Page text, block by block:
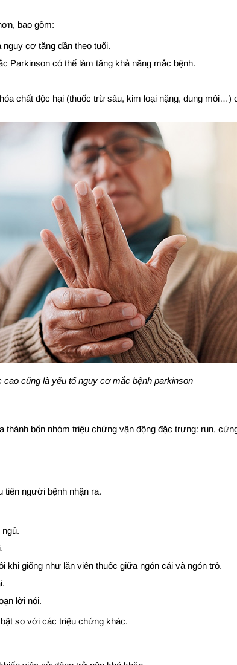
bao gồm:
cơ tăng dần theo tuổi.
Parkinson có thể làm tăng khả năng mắc bệnh.
chất độc hại (thuốc trừ sâu, kim loại nặng, dung môi…)
cao cũng là yếu tố nguy cơ mắc bệnh parkinson
bốn nhóm triệu chứng vận động đặc trưng: run,
tiên người bệnh nhận ra.
khi giống như lăn viên thuốc giữa ngón cái và ngón trỏ.
lời nói.
so với các triệu chứng khác.